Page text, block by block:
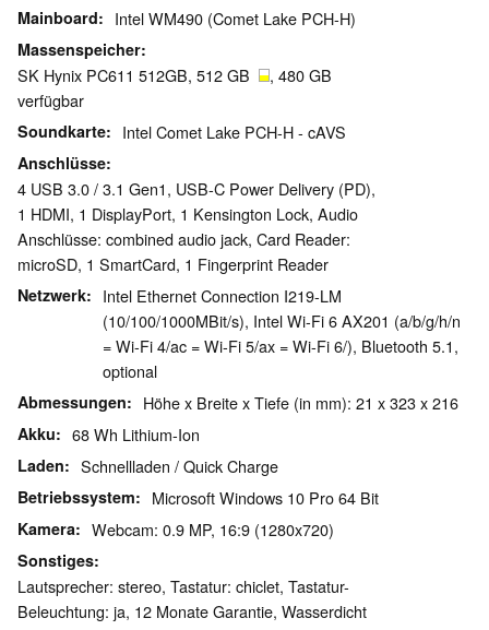
Mainboard Intel WM490 (Comet Lake PCH-H)
Massenspeicher
SK Hynix PC611 512GB, 512 GB
, 480 GB
verfügbar
Soundkarte Intel Comet Lake PCH-H - cAVS
Anschlüsse
4 USB 3.0 / 3.1 Gen1, USB-C Power Delivery (PD),
1 HDMI, 1 DisplayPort, 1 Kensington Lock, Audio
Anschlüsse: combined audio jack, Card Reader:
microSD, 1 SmartCard, 1 Fingerprint Reader
Netzwerk
Intel Ethernet Connection I219-LM
(10/100/1000MBit/s), Intel Wi-Fi 6 AX201 (a/b/g/h/n
= Wi-Fi 4/ac = Wi-Fi 5/ax = Wi-Fi 6/), Bluetooth 5.1,
optional
Abmessungen Höhe x Breite x Tiefe (in mm): 21 x 323 x 216
Akku 68 Wh Lithium-Ion
Laden Schnellladen / Quick Charge
Betriebssystem Microsoft Windows 10 Pro 64 Bit
Kamera Webcam: 0.9 MP, 16:9 (1280x720)
Sonstiges
Lautsprecher: stereo, Tastatur: chiclet, Tastatur-
Beleuchtung: ja, 12 Monate Garantie, Wasserdicht